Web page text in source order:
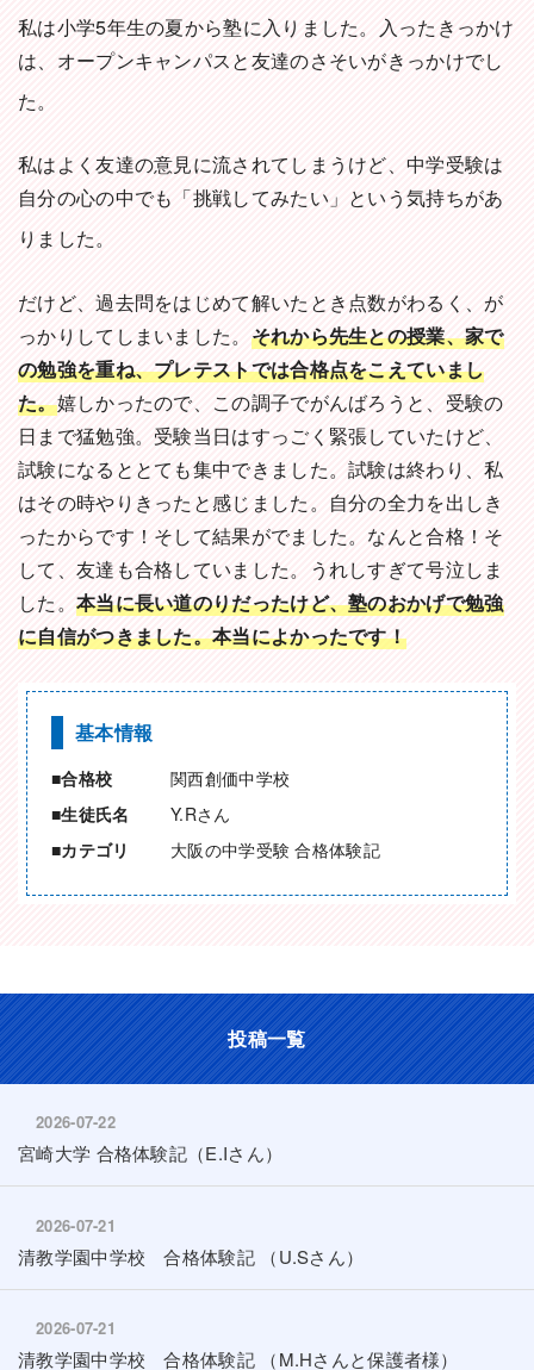
私は小学5年生の夏から塾に入りました。入ったきっかけ
は、オープンキャンパスと友達のさそいがきっかけでし
た。
私はよく友達の意見に流されてしまうけど、中学受験は
自分の心の中でも「挑戦してみたい」という気持ちがあ
りました。
だけど、過去問をはじめて解いたとき点数がわるく、が
っかりしてしまいました。 それから先生との授業、家で
の勉強を重ね、プレテストでは合格点をこえていまし
た。嬉しかったので、この調子でがんばろうと、受験の
日まで猛勉強。受験当日はすっごく緊張していたけど、
試験になるととても集中できました。試験は終わり、私
はその時やりきったと感じました。自分の全力を出しき
ったからです！そして結果がでました。なんと合格！そ
して、友達も合格していました。うれしすぎて号泣しま
した。 本当に長い道のりだったけど、塾のおかげで勉強
に自信がつきました。本当によかったです！
基本情報
合格校
関西創価中学校
生徒氏名
Y.Rさん
カテゴリ
大阪の中学受験 合格体験記
投稿一覧
2026-07-22
宮崎大学 合格体験記（E.Iさん）
2026-07-21
清教学園中学校 合格体験記 （U.Sさん）
2026-07-21
清教学園中学校 合格体験記 （M.Hさんと保護者様）